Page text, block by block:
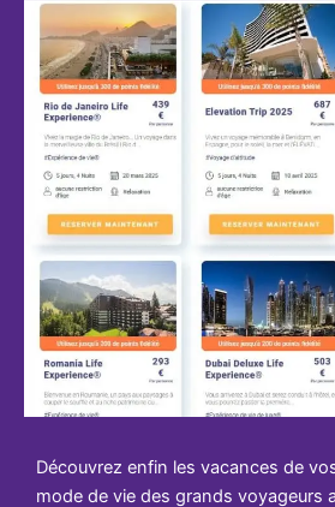
Découvrez enfin les vacances de
mode de vie des grands voyageurs